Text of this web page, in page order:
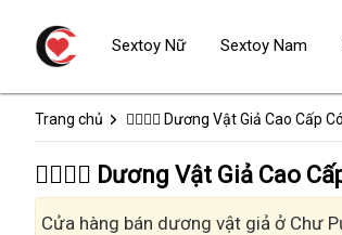
Trang chủ 👩‍❤️‍💋‍👨 Dương Vật Giả Cao Cấp
👩‍❤️‍💋‍👨 Dương Vật Giả Cao
Cửa hàng bán dương vật giả ở Chư
Sextoy Nữ Sextoy Nam